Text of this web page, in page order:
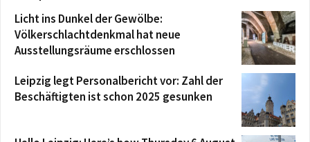
Licht ins Dunkel der Gewölbe:
Völkerschlachtdenkmal hat neue
Ausstellungsräume erschlossen
Leipzig legt Personalbericht vor: Zahl der
Beschäftigten ist schon 2025 gesunken